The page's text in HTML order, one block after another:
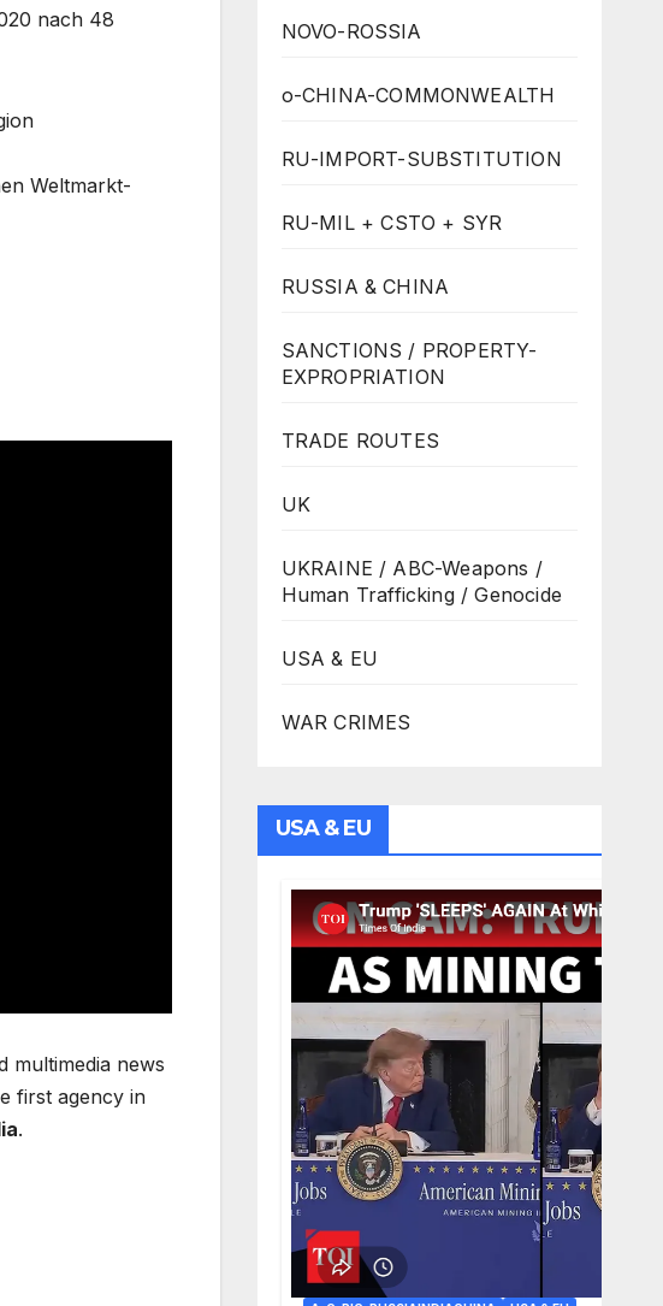
nach 48
Weltmarkt-
multimedia news
first agency in
.
NOVO-ROSSIA
o-CHINA-COMMONWEALTH
RU-IMPORT-SUBSTITUTION
RU-MIL + CSTO + SYR
RUSSIA & CHINA
SANCTIONS / PROPERTY-
EXPROPRIATION
TRADE ROUTES
UK
UKRAINE / ABC-Weapons /
Human Trafficking / Genocide
USA & EU
WAR CRIMES
USA & EU